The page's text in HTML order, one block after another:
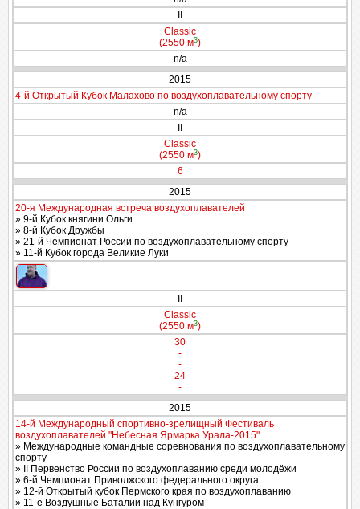
Classic
(2550 м3)
n/a
2015
4-й Открытый Кубок Малахово по воздухоплавательному спорту
n/a
Classic
(2550 м3)
6
2015
20-я Международная встреча воздухоплавателей
» 9-й Кубок княгини Ольги
» 8-й Кубок Дружбы
» 21-й Чемпионат России по воздухоплавательному спорту
» 11-й Кубок города Великие Луки
Classic
(2550 м3)
30
-
-
24
-
2015
14-й Международный спортивно-зрелищный Фестиваль
воздухоплавателей "Небесная Ярмарка Урала-2015"
» Международные командные соревнования по воздухоплавательному
спорту
» II Первенство России по воздухоплаванию среди молодёжи
» 6-й Чемпионат Приволжского федерального округа
» 12-й Открытый кубок Пермского края по воздухоплаванию
» 11-е Воздушные Баталии над Кунгуром